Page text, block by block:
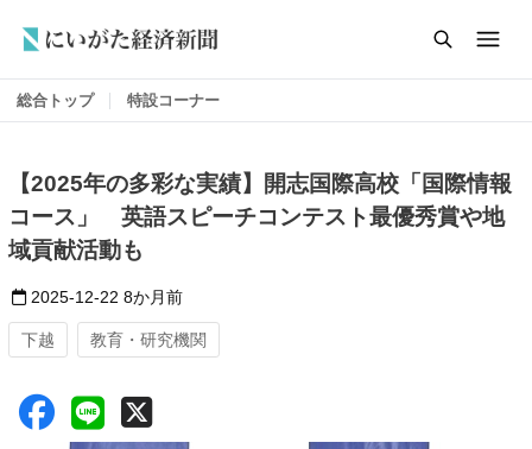
総合トップ 特設コーナー
【2025年の多彩な実績】開志国際高校「国際情報
コース」 英語スピーチコンテスト最優秀賞や地
域貢献活動も
2025-12-22 8か月前
下越 教育・研究機関